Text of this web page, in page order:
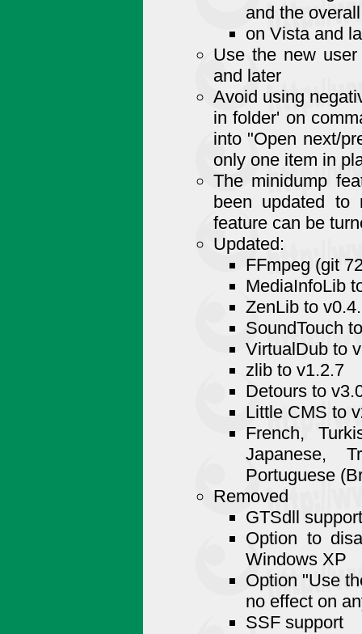
and the
on Vista and
Use the new
and later
Avoid using
in folder' on
into "Open next/
only one item in
The minidump
been updated to
feature can be
Updated:
FFmpeg (git
MediaInfoLib
ZenLib to
SoundTouch
VirtualDub to
zlib to v1.2.7
Detours to
Little CMS to
French,
Japanese,
Portuguese
Removed
GTSdll
Option to
Windows XP
Option "Use
no effect on
SSF support